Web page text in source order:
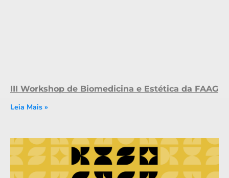
III Workshop de Biomedicina e Estética da FAAG
Leia Mais »